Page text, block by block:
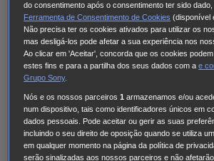
309 Red Eye High Country
Pensa Rosa (2024) Family Talks:
Homem Errado
S.W.A.T.:
Viola Come Il Mare Frente a
Cinema à Portuguesa Os
Cinema com C Maiúsculo
Pines The Good Karma Hospital
do consentimento após o consentimento ter sido
Ferramenta de Consentimento de Cookies (disponível
Não precisa ter os cookies ativados para utilizar os
mas desligá-los pode afetar a sua experiência nos
Ao clicar em 'Aceitar', concorda que os cookies
estes fins e para a partilha dos seus dados com ae
Grupo Sony.
Nós e os nossos parceiros1 armazenamos e/ou
num dispositivo, tais como identificadores únicos em
dados pessoais. Pode aceitar ou gerir as suas
incluindo o seu direito de oposição quando se utiliza
em qualquer momento na página da política de
serão sinalizadas aos nossos parceiros e não